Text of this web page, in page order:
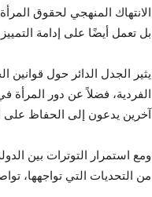
الانتهاك المنهجي لحقوق
بل تعمل أيضًا على إدامة
يثير الجدل الدائر حول
الفردية، فضلاً عن دور المرأة
آخرين يدعون إلى الحفاظ على
ومع استمرار التوترات بين
من التحديات التي تواجهها،